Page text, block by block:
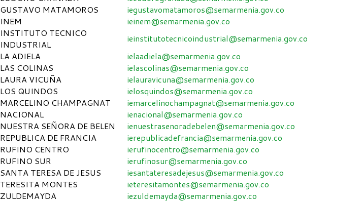
GUSTAVO MATAMOROS
iegustavomatamoros@semarmenia.gov.co
INEM
ieinem@semarmenia.gov.co
INSTITUTO TECNICO
INDUSTRIAL
ieinstitutotecnicoindustrial@semarmenia.gov.co
LA ADIELA
ielaadiela@semarmenia.gov.co
LAS COLINAS
ielascolinas@semarmenia.gov.co
LAURA VICUÑA
ielauravicuna@semarmenia.gov.co
LOS QUINDOS
ielosquindos@semarmenia.gov.co
MARCELINO CHAMPAGNAT
iemarcelinochampagnat@semarmenia.gov.co
NACIONAL
ienacional@semarmenia.gov.co
NUESTRA SEÑORA DE BELEN
ienuestrasenoradebelen@semarmenia.gov.co
REPUBLICA DE FRANCIA
ierepublicadefrancia@semarmenia.gov.co
RUFINO CENTRO
ierufinocentro@semarmenia.gov.co
RUFINO SUR
ierufinosur@semarmenia.gov.co
SANTA TERESA DE JESUS
iesantateresadejesus@semarmenia.gov.co
TERESITA MONTES
ieteresitamontes@semarmenia.gov.co
ZULDEMAYDA
iezuldemayda@semarmenia.gov.co